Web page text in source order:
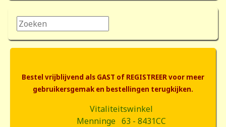
Zoeken...
Bestel vrijblijvend als GAST of REGISTREER voor meer
gebruikersgemak en bestellingen terugkijken.
Vitaliteitswinkel
Menninge 63 - 8431CC